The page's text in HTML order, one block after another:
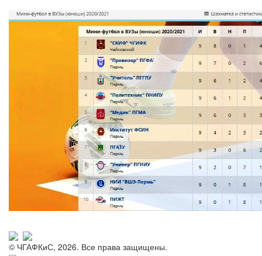
© ЧГАФКиС, 2026. Все права защищены.